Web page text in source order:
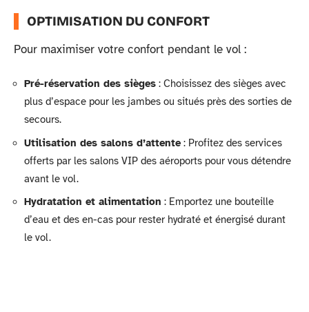
OPTIMISATION DU CONFORT
Pour maximiser votre confort pendant le vol :
Pré-réservation des sièges : Choisissez des sièges avec
plus d’espace pour les jambes ou situés près des sorties de
secours.
Utilisation des salons d’attente: Profitez des services
offerts par les salons VIP des aéroports pour vous détendre
avant le vol.
Hydratation et alimentation : Emportez une bouteille
d’eau et des en-cas pour rester hydraté et énergisé durant
le vol.